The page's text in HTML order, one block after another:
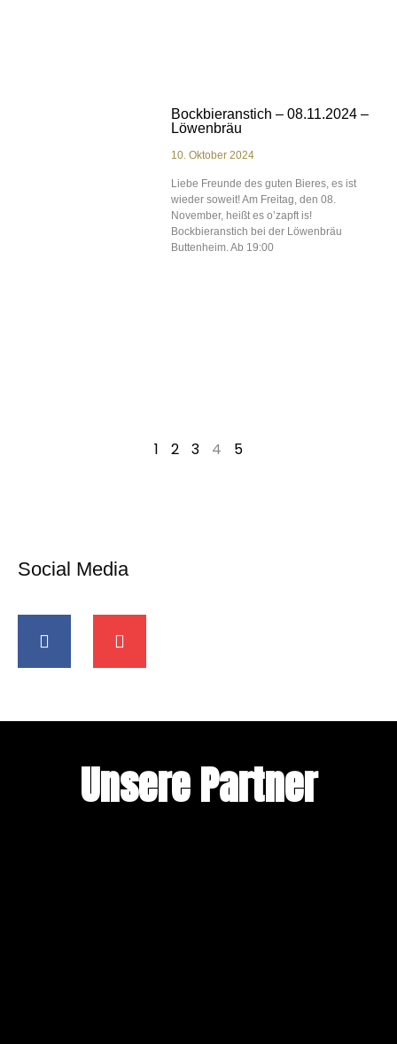
Bockbieranstich – 08.11.2024 –
Löwenbräu
10. Oktober 2024
Liebe Freunde des guten Bieres, es ist
wieder soweit! Am Freitag, den 08.
November, heißt es o’zapft is!
Bockbieranstich bei der Löwenbräu
Buttenheim. Ab 19:00
1 2 3 4 5
Social Media
Unsere Partner